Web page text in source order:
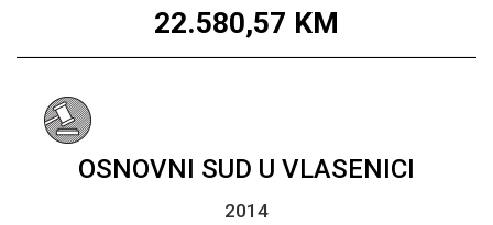
22.580,57 KM
OSNOVNI SUD U VLASENICI
2014